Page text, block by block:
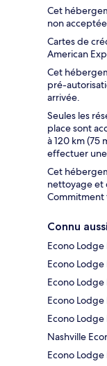
Cet
non
Cartes de
American
Cet
pré-
arrivée.
Seules les
place sont
à 120 km
effectuer
Cet
nettoyage et
Commitment
Connu
Econo
Econo
Econo
Econo
Econo
Nashville
Econo